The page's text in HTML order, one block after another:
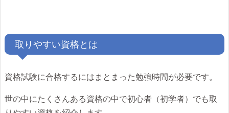
取りやすい資格とは
資格試験に合格するにはまとまった勉強時間が必要です。
世の中にたくさんある資格の中で初心者（初学者）でも取